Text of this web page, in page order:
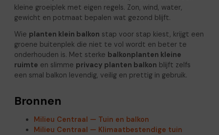
kleine groeiplek met eigen regels. Zon, wind, water,
gewicht en potmaat bepalen wat gezond blijft.
Wie planten klein balkon stap voor stap kiest, krijgt een
groene buitenplek die niet te vol wordt en beter te
onderhouden is. Met sterke balkonplanten kleine
ruimte en slimme privacy planten balkon blijft zelfs
een smal balkon levendig, veilig en prettig in gebruik.
Bronnen
Milieu Centraal — Tuin en balkon
Milieu Centraal — Klimaatbestendige tuin